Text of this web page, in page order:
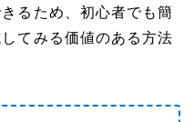
るため、初心者でも簡
てみる価値のある方法